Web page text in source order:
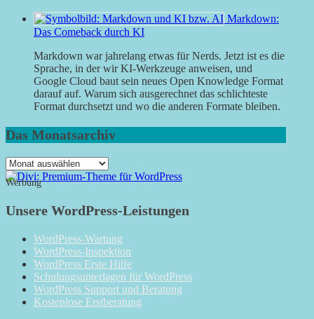
Markdown:
Das Comeback durch KI
Markdown war jahrelang etwas für Nerds. Jetzt ist es die
Sprache, in der wir KI-Werkzeuge anweisen, und
Google Cloud baut sein neues Open Knowledge Format
darauf auf. Warum sich ausgerechnet das schlichteste
Format durchsetzt und wo die anderen Formate bleiben.
Das Monatsarchiv
Das
Monatsarchiv
Werbung
Unsere WordPress-Leistungen
WordPress-Wartung
WordPress-Inspektion
WordPress Erste Hilfe
Schulungsunterlagen für WordPress
WordPress Support und Beratung
Kostenlose Erstberatung